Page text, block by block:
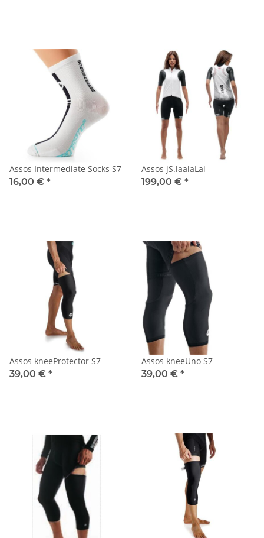
Assos Intermediate Socks S7
16,00 € *
Assos jS.laalaLai
199,00 € *
Assos kneeProtector S7
39,00 € *
Assos kneeUno S7
39,00 € *